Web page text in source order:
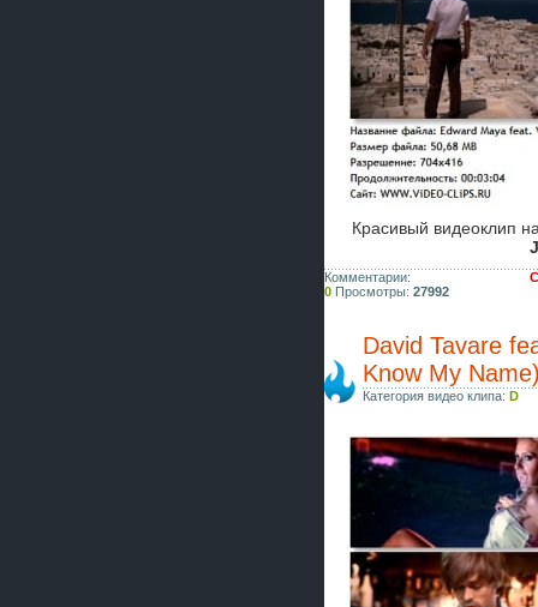
Красивый видеоклип
Комментарии:
0 Просмотры: 27992
David Tavare
Know My
Категория видео клипа: D